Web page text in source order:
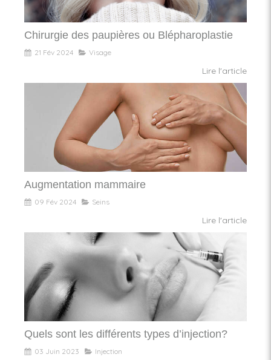
Chirurgie des paupières ou Blépharoplastie
21 Fév 2024 Visage
Lire l'article
Augmentation mammaire
09 Fév 2024 Seins
Lire l'article
Quels sont les différents types d’injection?
03 Juin 2023 Injection